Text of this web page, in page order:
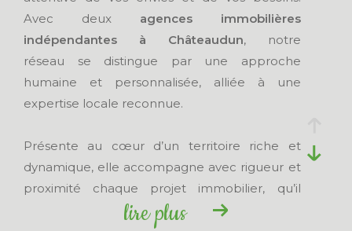
Avec deux agences immobilières
indépendantes à Châteaudun, notre
réseau se distingue par une approche
humaine et personnalisée, alliée à une
expertise locale reconnue.
Présente au cœur d’un territoire riche et
dynamique, elle accompagne avec rigueur et
proximité chaque projet immobilier, qu’il
s’agisse d’unevente immobilière à
lire plus
Pièces
Pièces
terrain
Surface terrain
CRITÈRES
SUPPLÉMENTAIRES